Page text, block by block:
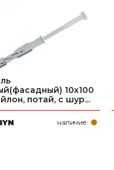
10х100
потай, с шур...
наличие: